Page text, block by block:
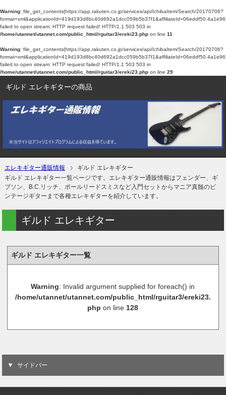
Warning: file_get_contents(https://app.rakuten.co.jp/services/api/IchibaItem/Search/20170706?
failed to open stream: HTTP request failed! HTTP/1.1 503 503 in
/home/utannet/utannet.com/public_html/rguitar3/ereki23.php on line 11
Warning: file_get_contents(https://app.rakuten.co.jp/services/api/IchibaItem/Search/20170706?
failed to open stream: HTTP request failed! HTTP/1.1 503 503 in
/home/utannet/utannet.com/public_html/rguitar3/ereki23.php on line 29
ギルド エレキギターの商品
エレキギター通販情報
ギルド エレキギター
ギルド エレキギター一覧ページです。エレキギター通販情報はフェンダー、ギ
ブソン、B.C.リッチ、ポールリードスミスなど入門セットからマニア真髄のビ
ンテージギターまで各種エレキギターを紹介しています。
ギルド エレキギター
ギルド エレキギター一覧
Warning: Invalid argument supplied for foreach() in
/home/utannet/utannet.com/public_html/rguitar3/ereki23.
php on line 128
サイドバー